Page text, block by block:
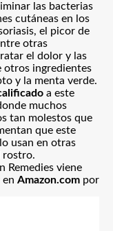
las bacterias
cutáneas en los
el picor de
otras
el dolor y las
otros ingredientes
y la menta verde.
a este
muchos
tan molestos que
que este
usan en otras
rostro.
Remedies viene
en Amazon.com por